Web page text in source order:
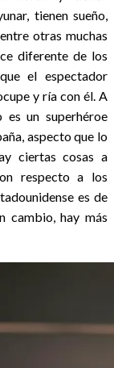
tienen sueño,
otras muchas
diferente de los
el espectador
y ría con él. A
un superhéroe
aspecto que lo
ciertas cosas a
respecto a los
es de
cambio, hay más